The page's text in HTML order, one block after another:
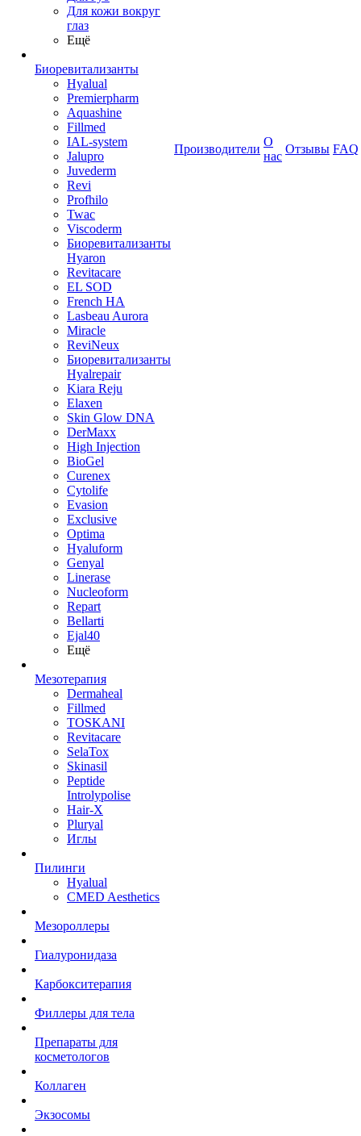
Для кожи вокруг
глаз
Ещё
Биоревитализанты
Hyalual
Premierpharm
Aquashine
Fillmed
IAL-system
Jalupro
Juvederm
Revi
Profhilo
Twac
Viscoderm
Биоревитализанты
Hyaron
Revitacare
EL SOD
French HA
Lasbeau Aurora
Miracle
ReviNeux
Биоревитализанты
Hyalrepair
Kiara Reju
Elaxen
Skin Glow DNA
DerMaxx
High Injection
BioGel
Curenex
Cytolife
Evasion
Exclusive
Optima
Hyaluform
Genyal
Linerase
Nucleoform
Repart
Bellarti
Ejal40
Ещё
Мезотерапия
Dermaheal
Fillmed
TOSKANI
Revitacare
SelaTox
Skinasil
Peptide
Introlypolise
Hair-X
Pluryal
Иглы
Пилинги
Hyalual
CMED Aesthetics
Мезороллеры
Гиалуронидаза
Карбокситерапия
Филлеры для тела
Препараты для
косметологов
Коллаген
Экзосомы
Производители
О
нас
Отзывы FAQ